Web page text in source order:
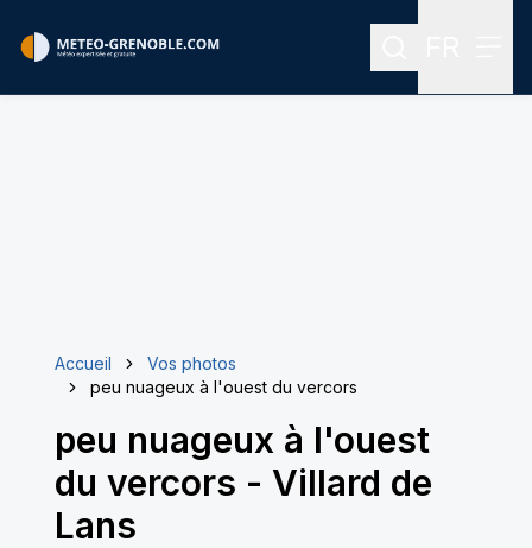
Rechercher
Accueil
Vos photos
peu nuageux à l'ouest du vercors
peu nuageux à l'ouest
du vercors - Villard de
Lans